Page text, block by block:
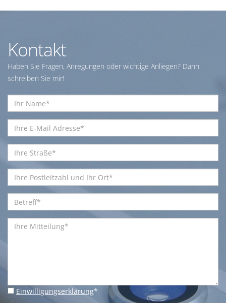
Kontakt
Haben Sie Fragen, Anregungen oder wichtige Anliegen? Dann
schreiben Sie mir!
Einwilligungserklärung*